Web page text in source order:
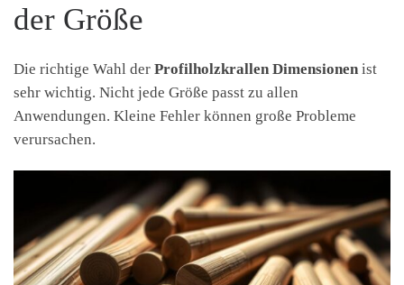
der Größe
Die richtige Wahl der Profilholzkrallen Dimensionen ist
sehr wichtig. Nicht jede Größe passt zu allen
Anwendungen. Kleine Fehler können große Probleme
verursachen.